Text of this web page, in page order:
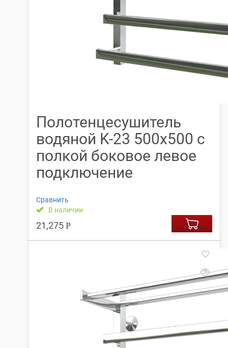
Полотенцесушитель
водяной K-23 500х500 с
полкой боковое левое
подключение
Сравнить
В наличии
21,275 Р